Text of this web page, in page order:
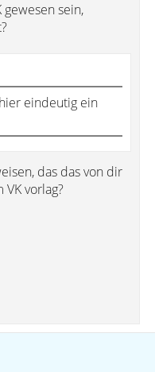
sein,
eindeutig ein
das das von dir
vorlag?